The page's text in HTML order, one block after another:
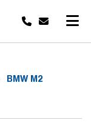
BMW M2